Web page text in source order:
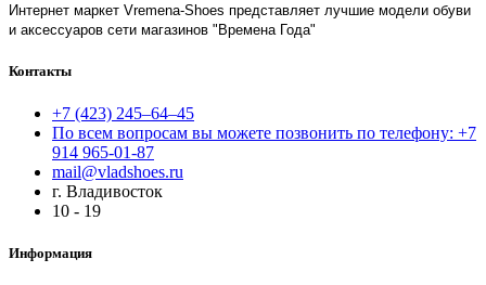
Интернет маркет Vremena-Shoes представляет лучшие модели обуви
и аксессуаров сети магазинов "Времена Года"
Контакты
+7 (423) 245–64–45
По всем вопросам вы можете позвонить по телефону: +7
914 965-01-87
mail@vladshoes.ru
г. Владивосток
10 - 19
Информация